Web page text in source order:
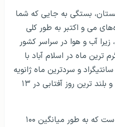
بستگی به جایی که شما
می و اکتبر به طور کلی
آب و هوا در سراسر کشور
ماه در اسلام آباد با
متوسط ۳۱ درجه سانتیگراد و سردترین ماه ژانویه
حدود ۱۰ درجه سانتیگراد است و بلند ترین روز آفتابی در ۱۳
. ماه جولای مرطوب‌ترین ماه است که به طور میانگین ۱۰۰